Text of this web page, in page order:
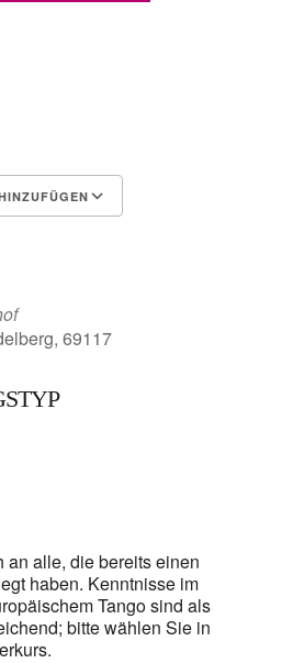
69117
an alle, die bereits einen
haben. Kenntnisse im
Tango sind als
bitte wählen Sie in